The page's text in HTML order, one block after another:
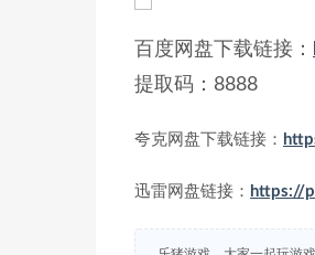
百度网盘下载链接：
提取码：8888
夸克网盘下载链接：
迅雷网盘链接： https://